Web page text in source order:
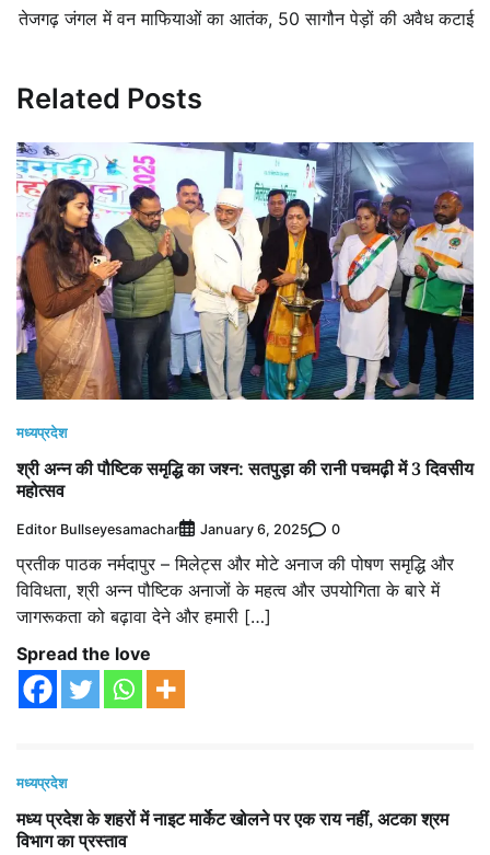
तेजगढ़ जंगल में वन माफियाओं का आतंक, 50 सागौन पेड़ों की अवैध कटाई
Related Posts
मध्यप्रदेश
श्री अन्न की पौष्टिक समृद्धि का जश्न: सतपुड़ा की रानी पचमढ़ी में 3 दिवसीय
महोत्सव
Editor Bullseyesamachar January 6, 2025 0
प्रतीक पाठक नर्मदापुर – मिलेट्स और मोटे अनाज की पोषण समृद्धि और
विविधता, श्री अन्न पौष्टिक अनाजों के महत्व और उपयोगिता के बारे में
जागरूकता को बढ़ावा देने और हमारी […]
Spread the love
मध्यप्रदेश
मध्य प्रदेश के शहरों में नाइट मार्केट खोलने पर एक राय नहीं, अटका श्रम
विभाग का प्रस्ताव